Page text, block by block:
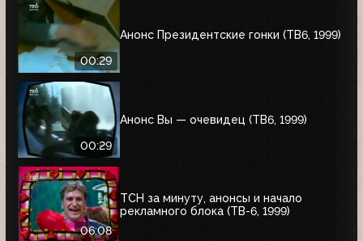
00:29
Анонс Президентские гонки (ТВ6, 1999)
00:29
Анонс Вы — очевидец (ТВ6, 1999)
06:08
ТСН за минуту, анонсы и начало
рекламного блока (ТВ-6, 1999)